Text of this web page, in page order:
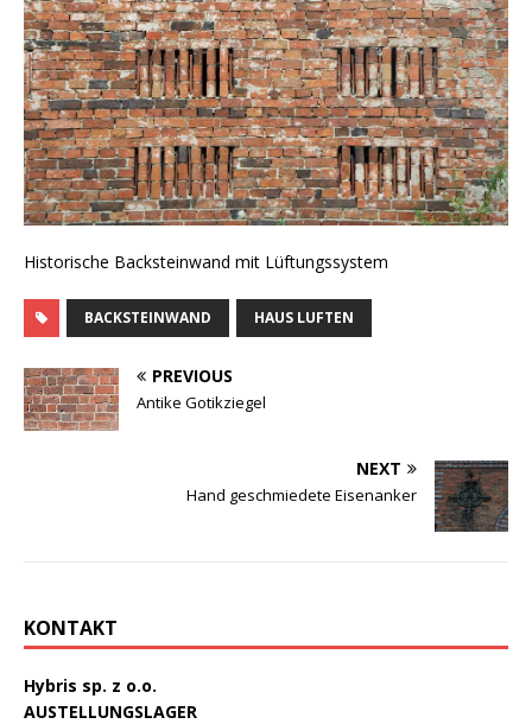
Historische Backsteinwand mit Lüftungssystem
BACKSTEINWAND HAUS LUFTEN
PREVIOUS
Antike Gotikziegel
NEXT
Hand geschmiedete Eisenanker
KONTAKT
Hybris sp. z o.o.
AUSTELLUNGSLAGER